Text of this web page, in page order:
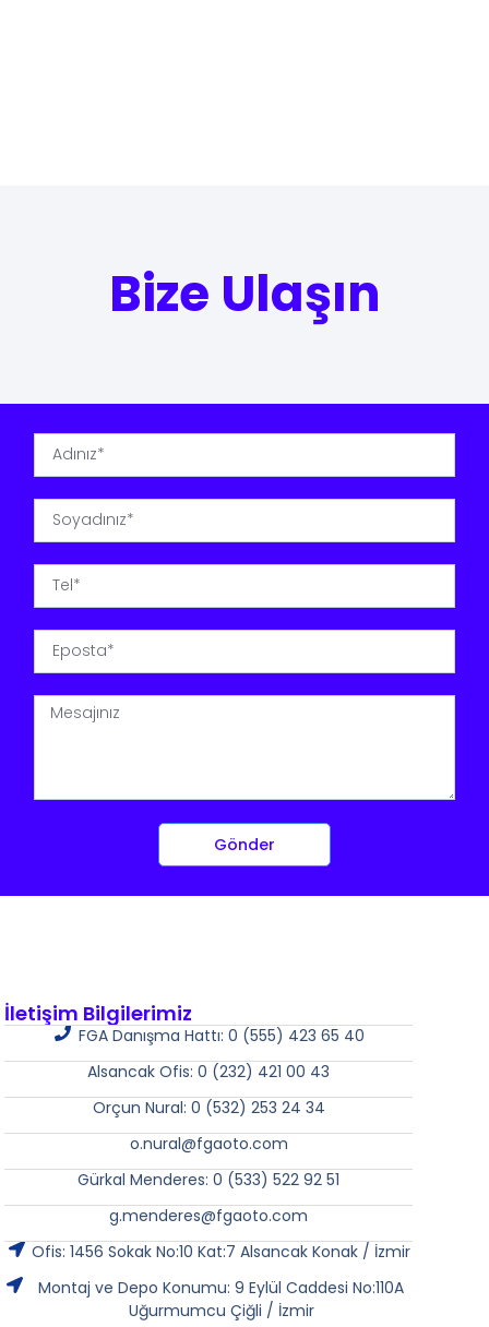
Bize Ulaşın
Gönder
İletişim Bilgilerimiz
FGA Danışma Hattı: 0 (555) 423 65 40
Alsancak Ofis: 0 (232) 421 00 43
Orçun Nural: 0 (532) 253 24 34
o.nural@fgaoto.com
Gürkal Menderes: 0 (533) 522 92 51
g.menderes@fgaoto.com
Ofis: 1456 Sokak No:10 Kat:7 Alsancak Konak / İzmir
Montaj ve Depo Konumu: 9 Eylül Caddesi No:110A
Uğurmumcu Çiğli / İzmir